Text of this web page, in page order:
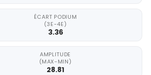
ÉCART PODIUM
(3E-4E)
3.36
AMPLITUDE
(MAX-MIN)
28.81